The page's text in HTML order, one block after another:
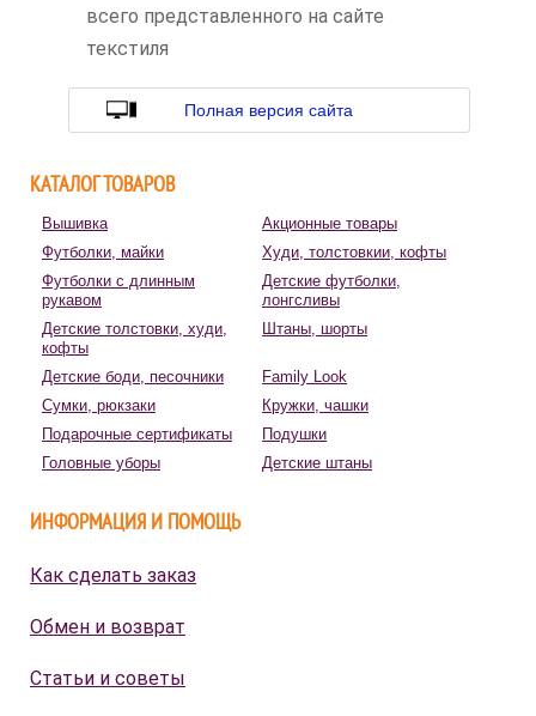
всего представленного на сайте
текстиля
Полная версия сайта
КАТАЛОГ ТОВАРОВ
Вышивка
Акционные товары
Футболки, майки
Худи, толстовкии, кофты
Футболки с длинным
рукавом
Детские футболки,
лонгсливы
Детские толстовки, худи,
кофты
Штаны, шорты
Детские боди, песочники
Family Look
Сумки, рюкзаки
Кружки, чашки
Подарочные сертификаты
Подушки
Головные уборы
Детские штаны
ИНФОРМАЦИЯ И ПОМОЩЬ
Как сделать заказ
Обмен и возврат
Статьи и советы